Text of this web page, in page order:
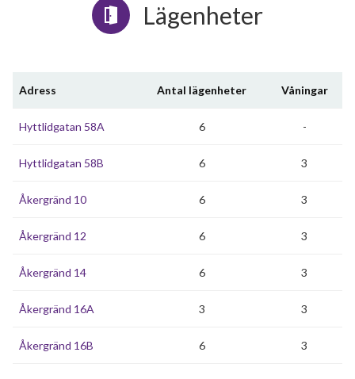
Lägenheter
Adress Antal lägenheter Våningar
Hyttlidgatan 58A 6 -
Hyttlidgatan 58B 6 3
Åkergränd 10 6 3
Åkergränd 12 6 3
Åkergränd 14 6 3
Åkergränd 16A 3 3
Åkergränd 16B 6 3